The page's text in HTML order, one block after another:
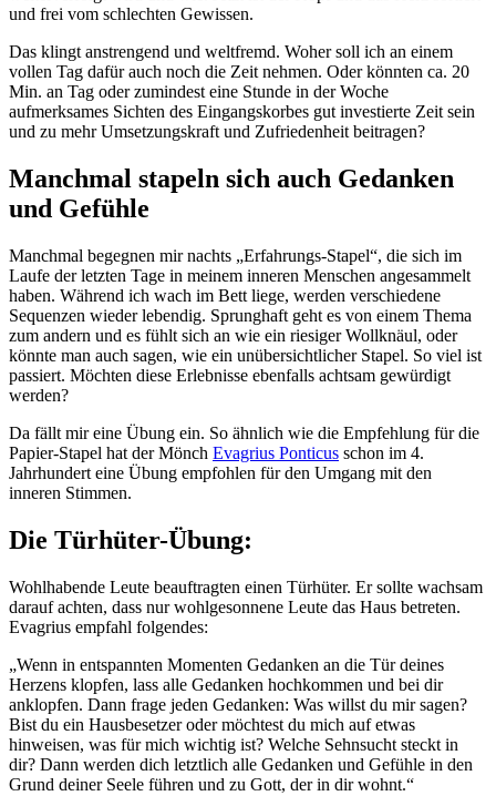
und frei vom schlechten Gewissen.
Das klingt anstrengend und weltfremd. Woher soll ich an einem
vollen Tag dafür auch noch die Zeit nehmen. Oder könnten ca. 20
Min. an Tag oder zumindest eine Stunde in der Woche
aufmerksames Sichten des Eingangskorbes gut investierte Zeit sein
und zu mehr Umsetzungskraft und Zufriedenheit beitragen?
Manchmal stapeln sich auch Gedanken
und Gefühle
Manchmal begegnen mir nachts „Erfahrungs-Stapel“, die sich im
Laufe der letzten Tage in meinem inneren Menschen angesammelt
haben. Während ich wach im Bett liege, werden verschiedene
Sequenzen wieder lebendig. Sprunghaft geht es von einem Thema
zum andern und es fühlt sich an wie ein riesiger Wollknäul, oder
könnte man auch sagen, wie ein unübersichtlicher Stapel. So viel ist
passiert. Möchten diese Erlebnisse ebenfalls achtsam gewürdigt
werden?
Da fällt mir eine Übung ein. So ähnlich wie die Empfehlung für die
Papier-Stapel hat der Mönch Evagrius Ponticus schon im 4.
Jahrhundert eine Übung empfohlen für den Umgang mit den
inneren Stimmen.
Die Türhüter-Übung:
Wohlhabende Leute beauftragten einen Türhüter. Er sollte wachsam
darauf achten, dass nur wohlgesonnene Leute das Haus betreten.
Evagrius empfahl folgendes:
„Wenn in entspannten Momenten Gedanken an die Tür deines
Herzens klopfen, lass alle Gedanken hochkommen und bei dir
anklopfen. Dann frage jeden Gedanken: Was willst du mir sagen?
Bist du ein Hausbesetzer oder möchtest du mich auf etwas
hinweisen, was für mich wichtig ist? Welche Sehnsucht steckt in
dir? Dann werden dich letztlich alle Gedanken und Gefühle in den
Grund deiner Seele führen und zu Gott, der in dir wohnt.“